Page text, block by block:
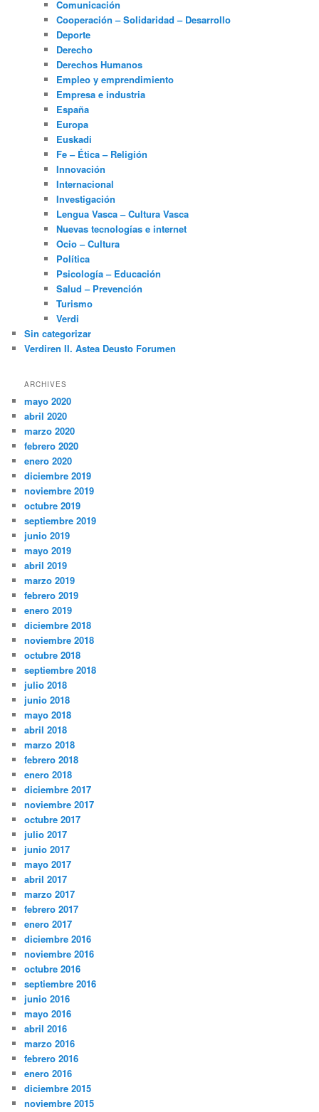
Comunicación
Cooperación – Solidaridad – Desarrollo
Deporte
Derecho
Derechos Humanos
Empleo y emprendimiento
Empresa e industria
España
Europa
Euskadi
Fe – Ética – Religión
Innovación
Internacional
Investigación
Lengua Vasca – Cultura Vasca
Nuevas tecnologías e internet
Ocio – Cultura
Política
Psicología – Educación
Salud – Prevención
Turismo
Verdi
Sin categorizar
Verdiren II. Astea Deusto Forumen
ARCHIVES
mayo 2020
abril 2020
marzo 2020
febrero 2020
enero 2020
diciembre 2019
noviembre 2019
octubre 2019
septiembre 2019
junio 2019
mayo 2019
abril 2019
marzo 2019
febrero 2019
enero 2019
diciembre 2018
noviembre 2018
octubre 2018
septiembre 2018
julio 2018
junio 2018
mayo 2018
abril 2018
marzo 2018
febrero 2018
enero 2018
diciembre 2017
noviembre 2017
octubre 2017
julio 2017
junio 2017
mayo 2017
abril 2017
marzo 2017
febrero 2017
enero 2017
diciembre 2016
noviembre 2016
octubre 2016
septiembre 2016
junio 2016
mayo 2016
abril 2016
marzo 2016
febrero 2016
enero 2016
diciembre 2015
noviembre 2015